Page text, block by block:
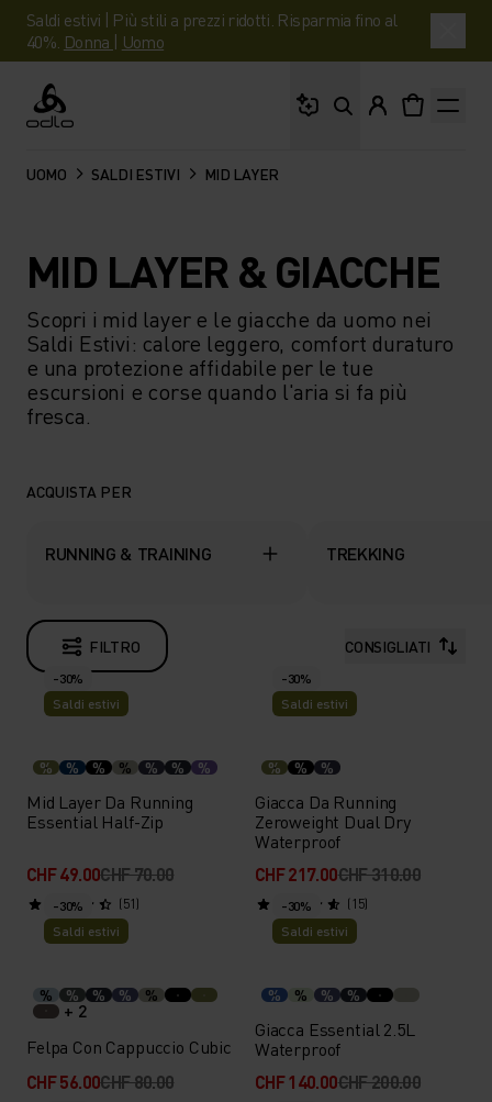
Saldi estivi | Più stili a prezzi ridotti. Risparmia fino al
40%. Donna | Uomo
Odlo
UOMO SALDI ESTIVI MID LAYER
MID LAYER & GIACCHE
Scopri i mid layer e le giacche da uomo nei
Saldi Estivi: calore leggero, comfort duraturo
e una protezione affidabile per le tue
escursioni e corse quando l'aria si fa più
fresca.
ACQUISTA PER
RUNNING & TRAINING TREKKING
FILTRO CONSIGLIATI
-30%
Saldi estivi
% % % % % % %
Mid Layer Da Running
Essential Half-Zip
CHF 49.00CHF 70.00
(51)
-30%
Saldi estivi
% % %
Giacca Da Running
Zeroweight Dual Dry
Waterproof
CHF 217.00CHF 310.00
(15)
-30%
Saldi estivi
% % % % %
+ 2
Felpa Con Cappuccio Cubic
CHF 56.00CHF 80.00
-30%
Saldi estivi
% % % %
Giacca Essential 2.5L
Waterproof
CHF 140.00CHF 200.00